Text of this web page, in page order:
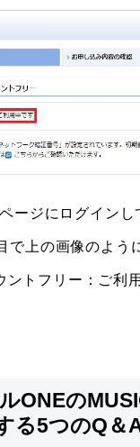
ージにログインし
で上の画像のよう
ントフリー：ご利
ONEの
る5つのQ＆A